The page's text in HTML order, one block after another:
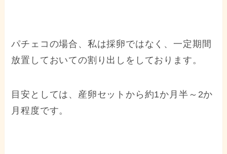
パチェコの場合、私は採卵ではなく、一定期間
放置しておいての割り出しをしております。
目安としては、産卵セットから約1か月半～2か
月程度です。